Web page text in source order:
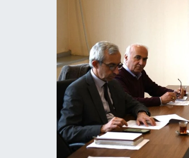
TARIM VE HAYVANCILIK
KÜLTÜR SANAT
RESMİ İLAN